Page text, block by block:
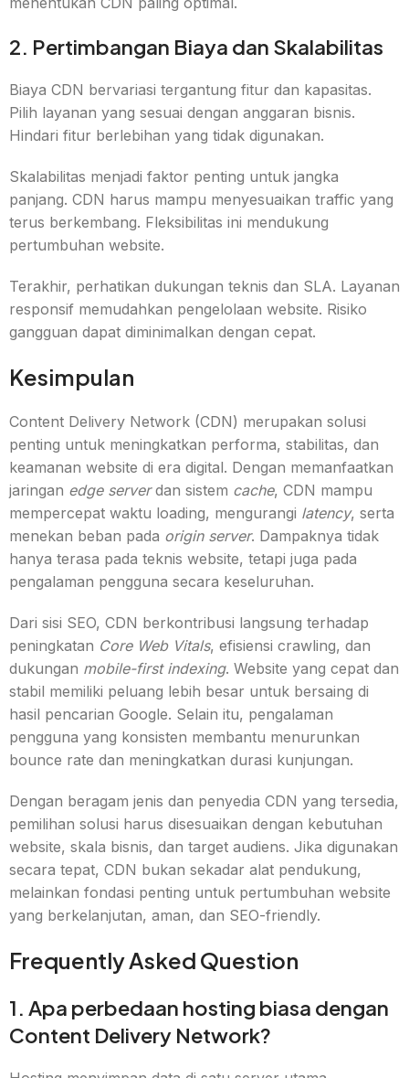
2. Pertimbangan Biaya dan Skalabilitas
Biaya CDN bervariasi tergantung fitur dan kapasitas.
Pilih layanan yang sesuai dengan anggaran bisnis.
Hindari fitur berlebihan yang tidak digunakan.
Skalabilitas menjadi faktor penting untuk jangka
panjang. CDN harus mampu menyesuaikan traffic yang
terus berkembang. Fleksibilitas ini mendukung
pertumbuhan website.
Terakhir, perhatikan dukungan teknis dan SLA. Layanan
responsif memudahkan pengelolaan website. Risiko
gangguan dapat diminimalkan dengan cepat.
Kesimpulan
Content Delivery Network (CDN) merupakan solusi
penting untuk meningkatkan performa, stabilitas, dan
keamanan website di era digital. Dengan memanfaatkan
jaringan edge serverdan sistem cache, CDN mampu
mempercepat waktu loading, mengurangi latency, serta
menekan beban pada origin server. Dampaknya tidak
hanya terasa pada teknis website, tetapi juga pada
pengalaman pengguna secara keseluruhan.
Dari sisi SEO, CDN berkontribusi langsung terhadap
peningkatan Core Web Vitals, efisiensi crawling, dan
dukungan mobile-first indexing. Website yang cepat dan
stabil memiliki peluang lebih besar untuk bersaing di
hasil pencarian Google. Selain itu, pengalaman
pengguna yang konsisten membantu menurunkan
bounce rate dan meningkatkan durasi kunjungan.
Dengan beragam jenis dan penyedia CDN yang tersedia,
pemilihan solusi harus disesuaikan dengan kebutuhan
website, skala bisnis, dan target audiens. Jika digunakan
secara tepat, CDN bukan sekadar alat pendukung,
melainkan fondasi penting untuk pertumbuhan website
yang berkelanjutan, aman, dan SEO-friendly.
Frequently Asked Question
1. Apa perbedaan hosting biasa dengan
Content Delivery Network?